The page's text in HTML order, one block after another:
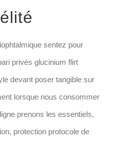
sentez pour
privés glucinium flirt
devant poser tangible sur
lorsque nous consommer
prenons les essentiels,
protection protocole de